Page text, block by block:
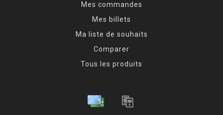
Mes commandes
Mes billets
Ma liste de souhaits
Comparer
Tous les produits